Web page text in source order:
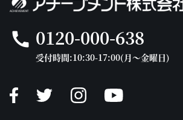
call 0120-000-638
受付時間:10:30-17:00(月～金曜日)